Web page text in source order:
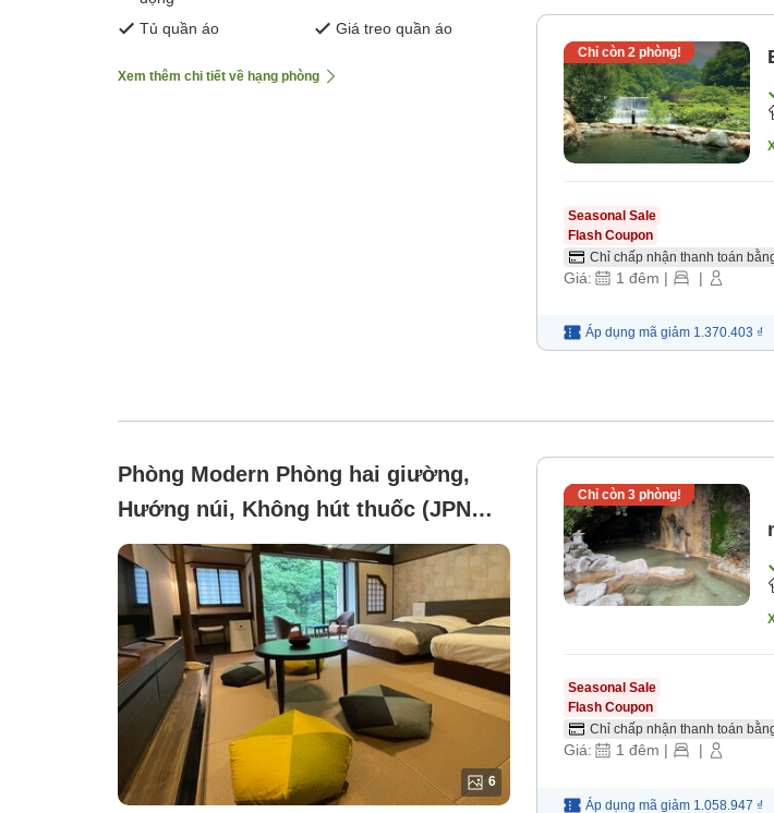
Tủ quần áo Giá treo quần áo
Xem thêm chi tiết về hạng phòng
Chỉ còn 2phòng!
Seasonal Sale
Flash Coupon
Chỉ chấp nhận thanh toán
Giá: 1 đêm | |
Áp dụng mã giảm 1.370.403 ₫
Phòng Modern Phòng hai giường,
Hướng núi, Không hút thuốc (JPN
RM w Beds)
6
Chỉ còn 3phòng!
Seasonal Sale
Flash Coupon
Chỉ chấp nhận thanh toán
Giá: 1 đêm | |
Áp dụng mã giảm 1.058.947 ₫